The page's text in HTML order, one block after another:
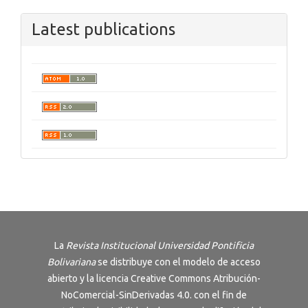
Latest publications
La Revista Institucional Universidad Pontificia
Bolivarianase distribuye con el modelo de acceso
abierto y la licencia Creative Commons Atribución-
NoComercial-SinDerivadas 4.0. con el fin de